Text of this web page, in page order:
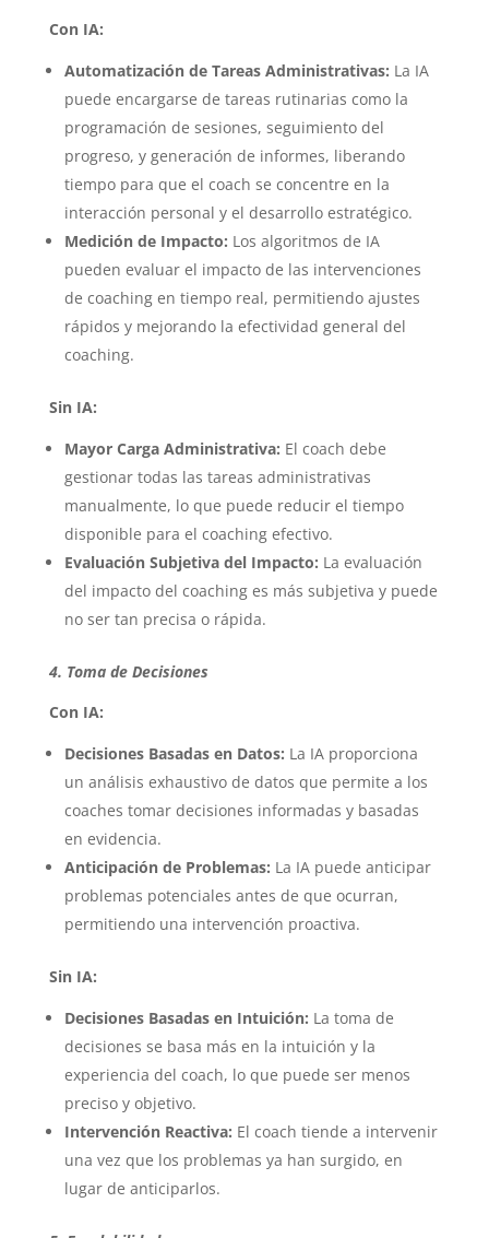
Con IA:
Automatización de Tareas Administrativas: La IA
puede encargarse de tareas rutinarias como la
programación de sesiones, seguimiento del
progreso, y generación de informes, liberando
tiempo para que el coach se concentre en la
interacción personal y el desarrollo estratégico.
Medición de Impacto: Los algoritmos de IA
pueden evaluar el impacto de las intervenciones
de coaching en tiempo real, permitiendo ajustes
rápidos y mejorando la efectividad general del
coaching.
Sin IA:
Mayor Carga Administrativa: El coach debe
gestionar todas las tareas administrativas
manualmente, lo que puede reducir el tiempo
disponible para el coaching efectivo.
Evaluación Subjetiva del Impacto: La evaluación
del impacto del coaching es más subjetiva y puede
no ser tan precisa o rápida.
4. Toma de Decisiones
Con IA:
Decisiones Basadas en Datos: La IA proporciona
un análisis exhaustivo de datos que permite a los
coaches tomar decisiones informadas y basadas
en evidencia.
Anticipación de Problemas: La IA puede anticipar
problemas potenciales antes de que ocurran,
permitiendo una intervención proactiva.
Sin IA:
Decisiones Basadas en Intuición: La toma de
decisiones se basa más en la intuición y la
experiencia del coach, lo que puede ser menos
preciso y objetivo.
Intervención Reactiva: El coach tiende a intervenir
una vez que los problemas ya han surgido, en
lugar de anticiparlos.